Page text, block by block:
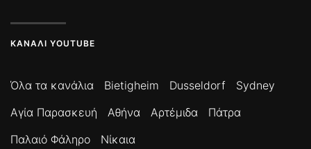
ΚΑΝΆΛΙ YOUTUBE
Όλα τα κανάλια Bietigheim Dusseldorf
Sydney
Αγία Παρασκευή
Αθήνα Αρτέμιδα
Πάτρα
Παλαιό Φάληρο
Νίκαια